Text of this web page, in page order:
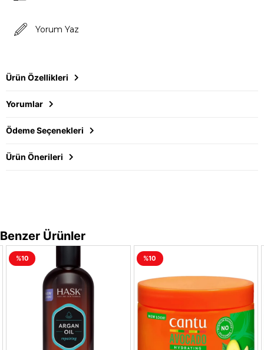
Yorum Yaz
Ürün Özellikleri
Yorumlar
Ödeme Seçenekleri
Ürün Önerileri
Benzer Ürünler
%10 %10